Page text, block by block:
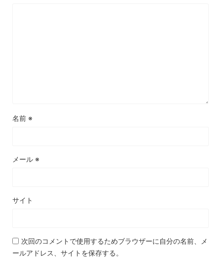
名前 ※
メール ※
サイト
次回のコメントで使用するためブラウザーに自分の名前、メ
ールアドレス、サイトを保存する。